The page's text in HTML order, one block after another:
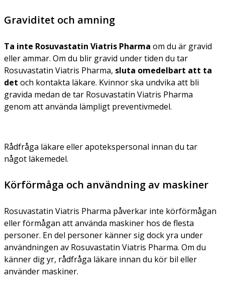
Graviditet och amning
Ta inte Rosuvastatin Viatris Pharma om du är gravid
eller ammar. Om du blir gravid under tiden du tar
Rosuvastatin Viatris Pharma, sluta omedelbart att ta
det och kontakta läkare. Kvinnor ska undvika att bli
gravida medan de tar Rosuvastatin Viatris Pharma
genom att använda lämpligt preventivmedel.
Rådfråga läkare eller apotekspersonal innan du tar
något läkemedel.
Körförmåga och användning av maskiner
Rosuvastatin Viatris Pharma påverkar inte körförmågan
eller förmågan att använda maskiner hos de flesta
personer. En del personer känner sig dock yra under
användningen av Rosuvastatin Viatris Pharma. Om du
känner dig yr, rådfråga läkare innan du kör bil eller
använder maskiner.